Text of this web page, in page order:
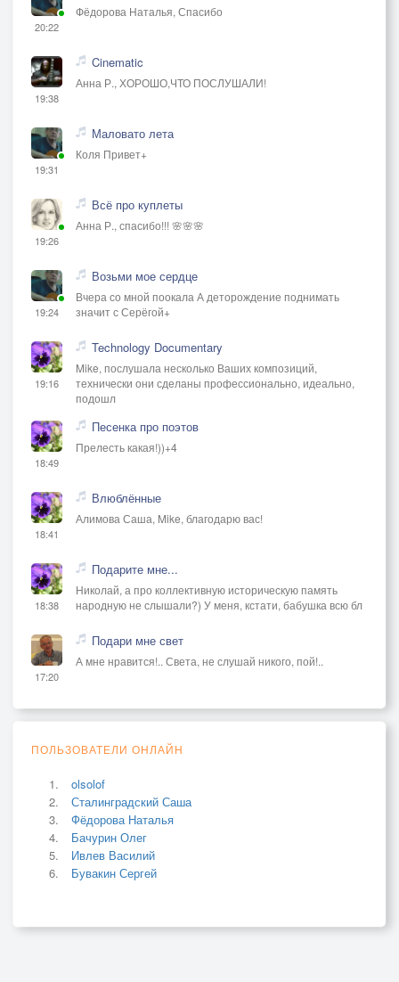
20:22
Фёдорова Наталья, Спасибо
19:38
Cinematic
Анна Р., ХОРОШО,ЧТО ПОСЛУШАЛИ!
19:31
Маловато лета
Коля Привет+
19:26
Всё про куплеты
Анна Р., спасибо!!! 🌸🌸🌸
19:24
Возьми мое сердце
Вчера со мной поокала А деторождение поднимать
значит с Серёгой+
19:16
Technology Documentary
Mike, послушала несколько Ваших композиций,
технически они сделаны профессионально, идеально,
подошл
18:49
Песенка про поэтов
Прелесть какая!))+4
18:41
Влюблённые
Алимова Саша, Mike, благодарю вас!
18:38
Подарите мне...
Николай, а про коллективную историческую память
народную не слышали?) У меня, кстати, бабушка всю бл
17:20
Подари мне свет
А мне нравится!.. Света, не слушай никого, пой!..
ПОЛЬЗОВАТЕЛИ ОНЛАЙН
olsolof
Сталинградский Саша
Фёдорова Наталья
Бачурин Олег
Ивлев Василий
Бувакин Сергей